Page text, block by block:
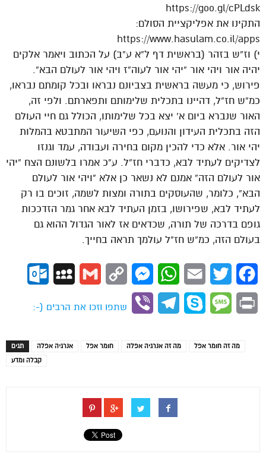
https://goo.gl/cPLdsk
התקינו את אפליקציית הסולם:
https://www.hasulam.co.il/apps
י) וז”ש בזהר (בראשית דף ל”א ע”ב) על הכתוב ויאמר אלקים
יהיה אור ויהי אור “יהי אור לעוה”ז ויהי אור לעולם הבא”.
פירוש, כי מעשה בראשית בצביונם נבראו ובכל קומתם נבראו,
כמ”ש חז”ל, דהיינו בתכלית שלימותם ותפארתם. ולפי זה,
האור שנברא ביום א’ יצא בכל שלימותו, הכולל גם חיי העולם
הזה בתכלית העידון והנועם, כפי השיעור המתבטא בהמלות
יהי אור. אלא כדי להכין מקום בחירה ועבודה, עמד וגנזו
לצדיקים לעתיד לבא, כדברי חז”ל. ע”כ אמרו בלשונם הצח “יהי
אור לעולם הזה” אמנם לא נשאר כן אלא “ויהי אור לעולם
הבא”, כלומר, שהעוסקים בתורה ומצות לשמה, זוכים בו רק
לעתיד לבא, שפירושו, בזמן העתיד לבא אחר גמר הזדככות
גופם בדרכה של תורה, שכדאים אז לאור הגדול ההוא גם
בעולם הזה, כמ”ש חז”ל עולמך תראה בחייך.
Facebook
Twitter
Email
WhatsApp
Messenger
Copy
Gmail
MySpace
Print
Message
Skype
Telegram
Viber
שתפו וזכו את הרבים (-:
תגים אנרגיה אפלה חומר אפל מה זה אנרגיה אפלה
מה זה חומר אפל
קבלה ומדע